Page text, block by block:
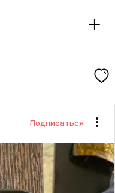
+
Подписаться